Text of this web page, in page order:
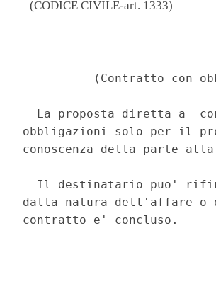
(CODICE CIVILE-art. 1333)
(Contratto con
La proposta diretta a
obbligazioni solo per il
conoscenza della parte
Il destinatario puo'
dalla natura dell'affare
contratto e' concluso.